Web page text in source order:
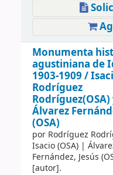
Monumenta
agustiniana de
1903-1909 /
Rodríguez
Rodríguez(OSA)
Álvarez
(OSA)
por Rodríguez
Isacio (OSA)|
Fernández, Jesús
[autor].